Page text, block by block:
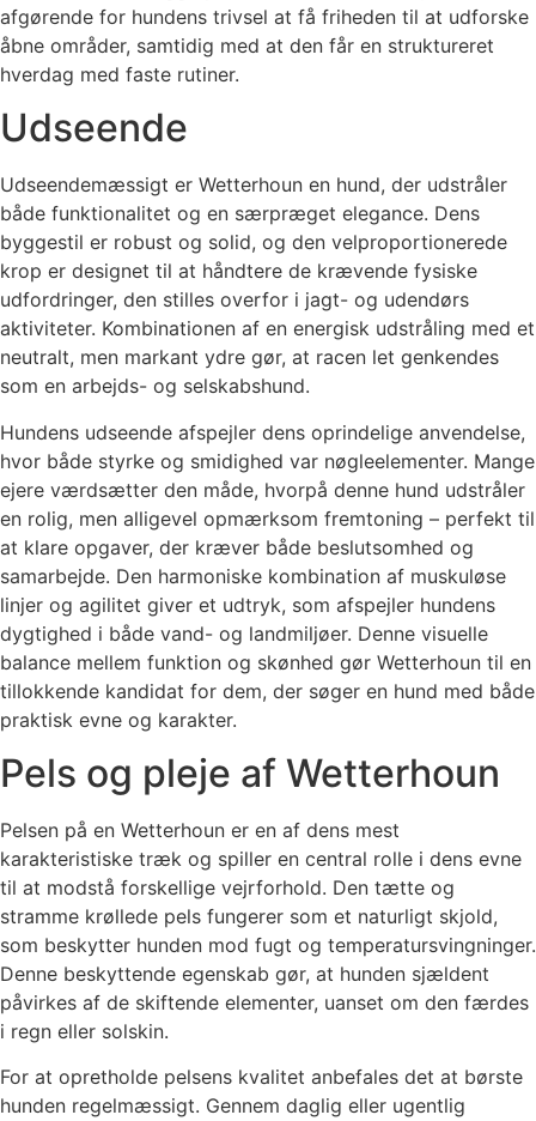
afgørende for hundens trivsel at få friheden til at udforske
åbne områder, samtidig med at den får en struktureret
hverdag med faste rutiner.
Udseende
Udseendemæssigt er Wetterhoun en hund, der udstråler
både funktionalitet og en særpræget elegance. Dens
byggestil er robust og solid, og den velproportionerede
krop er designet til at håndtere de krævende fysiske
udfordringer, den stilles overfor i jagt- og udendørs
aktiviteter. Kombinationen af en energisk udstråling med et
neutralt, men markant ydre gør, at racen let genkendes
som en arbejds- og selskabshund.
Hundens udseende afspejler dens oprindelige anvendelse,
hvor både styrke og smidighed var nøgleelementer. Mange
ejere værdsætter den måde, hvorpå denne hund udstråler
en rolig, men alligevel opmærksom fremtoning – perfekt til
at klare opgaver, der kræver både beslutsomhed og
samarbejde. Den harmoniske kombination af muskuløse
linjer og agilitet giver et udtryk, som afspejler hundens
dygtighed i både vand- og landmiljøer. Denne visuelle
balance mellem funktion og skønhed gør Wetterhoun til en
tillokkende kandidat for dem, der søger en hund med både
praktisk evne og karakter.
Pels og pleje af Wetterhoun
Pelsen på en Wetterhoun er en af dens mest
karakteristiske træk og spiller en central rolle i dens evne
til at modstå forskellige vejrforhold. Den tætte og
stramme krøllede pels fungerer som et naturligt skjold,
som beskytter hunden mod fugt og temperatursvingninger.
Denne beskyttende egenskab gør, at hunden sjældent
påvirkes af de skiftende elementer, uanset om den færdes
i regn eller solskin.
For at opretholde pelsens kvalitet anbefales det at børste
hunden regelmæssigt. Gennem daglig eller ugentlig